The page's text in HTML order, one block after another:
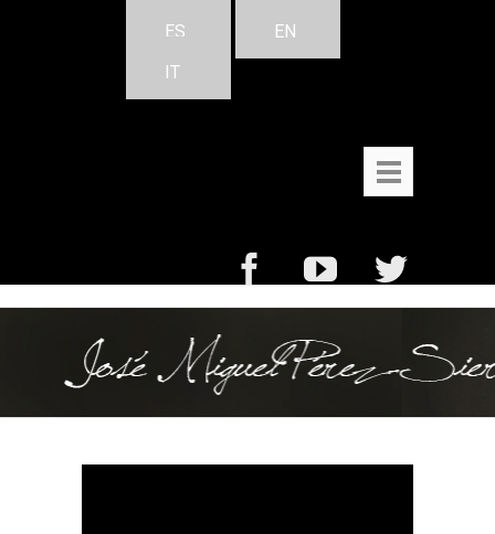
ES
EN
IT